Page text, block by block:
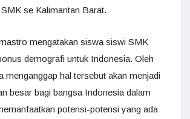
se Kalimantan Barat.
mengatakan siswa siswi SMK
demografi untuk Indonesia. Oleh
menganggap hal tersebut akan menjadi
besar bagi bangsa Indonesia dalam
potensi-potensi yang ada